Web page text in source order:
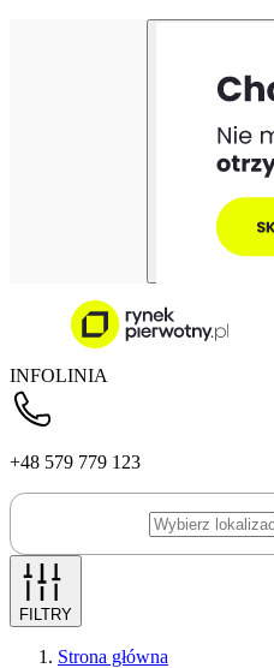
INFOLINIA
+48 579 779 123
FILTRY
Strona główna